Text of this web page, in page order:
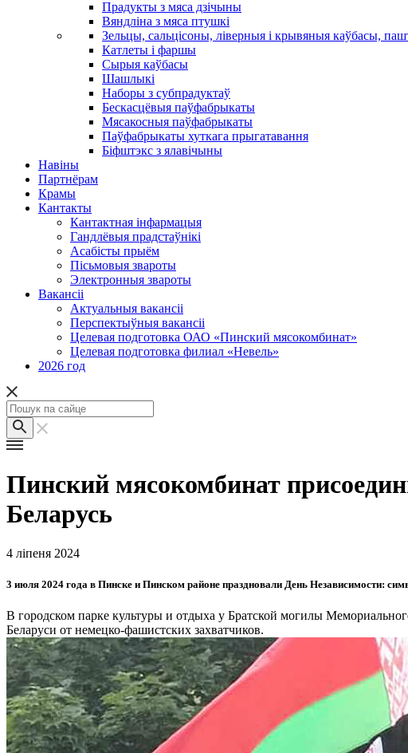
Прадукты з мяса дзічыны
Вяндліна з мяса птушкі
Зельцы, сальцісоны, ліверныя і крывяныя каўбасы,
Катлеты і фаршы
Сырыя каўбасы
Шашлыкі
Наборы з субпрадуктаў
Бескасцёвыя паўфабрыкаты
Мясакосныя паўфабрыкаты
Паўфабрыкаты хуткага прыгатавання
Біфштэкс з ялавічыны
Навіны
Партнёрам
Крамы
Кантакты
Кантактная інфармацыя
Гандлёвыя прадстаўнікі
Асабісты прыём
Пісьмовыя звароты
Электронныя звароты
Вакансіі
Актуальныя вакансіі
Перспектыўныя вакансіі
Целевая подготовка ОАО «Пинский мясокомбинат»
Целевая подготовка филиал «Невель»
2026 год
Пинский мясокомбинат
Беларусь
4 ліпеня 2024
3 июля 2024 года в Пинске и Пинском районе праздновали День Независимости:
В городском парке культуры и отдыха у Братской могилы
Беларуси от немецко-фашистских захватчиков.